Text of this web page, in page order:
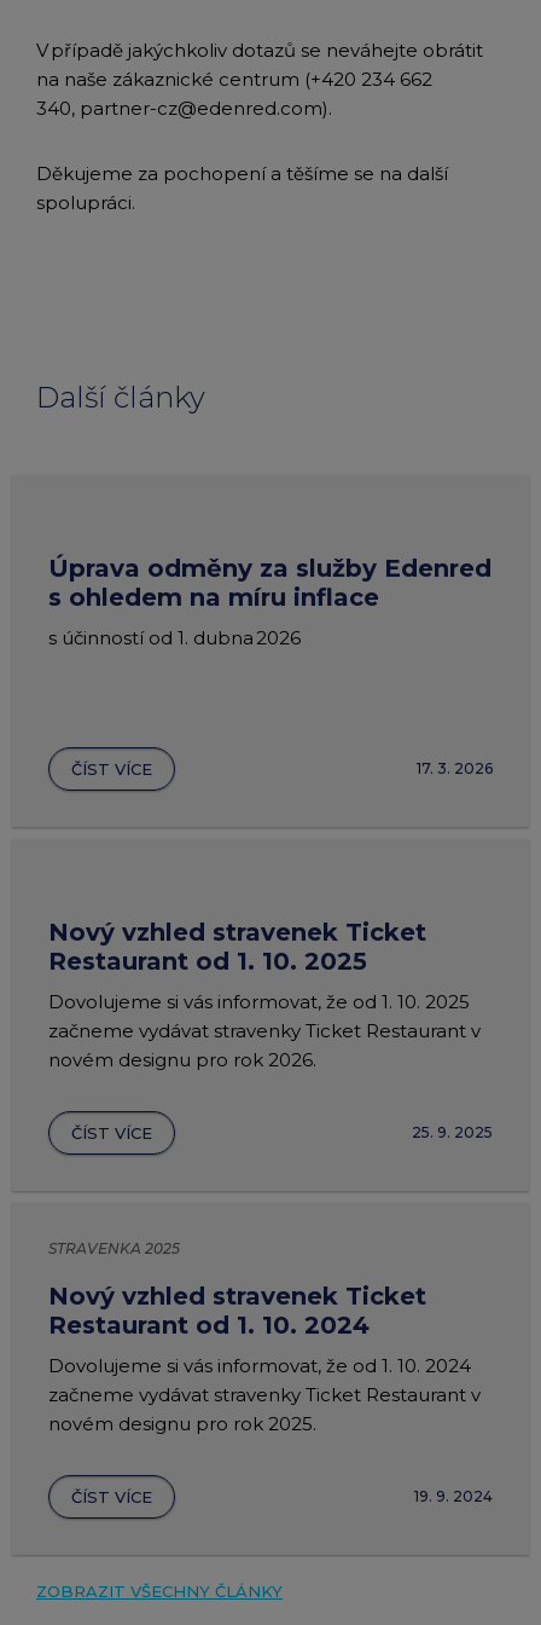
V případě jakýchkoliv dotazů se neváhejte obrátit
na naše zákaznické centrum (+420 234 662
340, partner-cz@edenred.com).
Děkujeme za pochopení a těšíme se na další
spolupráci.
Další články
Úprava odměny za služby Edenred
s ohledem na míru inflace
s účinností od 1. dubna 2026
ČÍST VÍCE 17. 3. 2026
Nový vzhled stravenek Ticket
Restaurant od 1. 10. 2025
Dovolujeme si vás informovat, že od 1. 10. 2025
začneme vydávat stravenky Ticket Restaurant v
novém designu pro rok 2026.
ČÍST VÍCE 25. 9. 2025
STRAVENKA 2025
Nový vzhled stravenek Ticket
Restaurant od 1. 10. 2024
Dovolujeme si vás informovat, že od 1. 10. 2024
začneme vydávat stravenky Ticket Restaurant v
novém designu pro rok 2025.
ČÍST VÍCE 19. 9. 2024
ZOBRAZIT VŠECHNY ČLÁNKY